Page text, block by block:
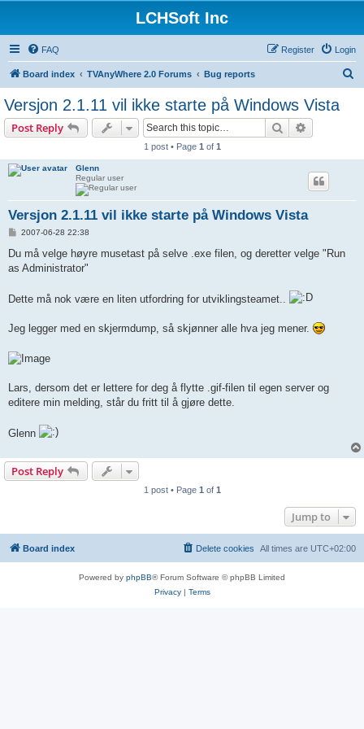
LCHSoft Inc
FAQ Login
Register
Board index TVAnyWhere 2.0 Forums Bug reports
Versjon 2.1.11 vil ikke starte på Windows Vista
Post Reply Search
1 post • Page 1 of 1
Glenn
Regular user
Versjon 2.1.11 vil ikke starte på Windows Vista
P
s
2007-06-28 22:38
Du må velge høyre musetast på selve .exe filen, og deretter velge "Run
as Administrator"
Dette må nok være en liten utfordring for utviklingsteamet..
Jeg legger med en skjermdump, så skjønner alle hva jeg mener.
Lars, dersom det er lettere for deg å flytte .gif-filen til egen server og
editere min melding, står du fritt til å gjøre dette.
Glenn
Post Reply
1 post • Page 1 of 1
Jump to
Board index All times are UTC+02:00
Delete cookies
Powered by phpBB® Forum Software © phpBB Limited
Privacy| Terms